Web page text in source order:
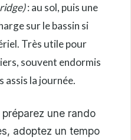
: au sol, puis une
sur le bassin si
Très utile pour
souvent endormis
assis la journée.
une rando
adoptez un tempo